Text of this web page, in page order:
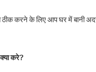
करने के लिए आप घर में बानी
करे?